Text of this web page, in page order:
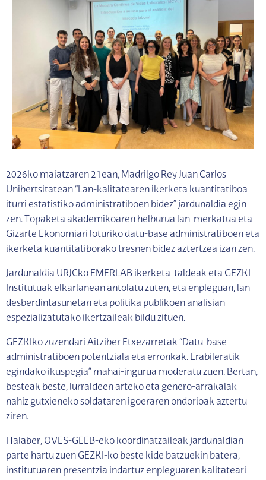
2026ko maiatzaren 21ean, Madrilgo Rey Juan Carlos
Unibertsitatean “Lan-kalitatearen ikerketa kuantitatiboa
iturri estatistiko administratiboen bidez” jardunaldia egin
zen. Topaketa akademikoaren helburua lan-merkatua eta
Gizarte Ekonomiari loturiko datu-base administratiboen eta
ikerketa kuantitatiborako tresnen bidez aztertzea izan zen.
Jardunaldia URJCko EMERLAB ikerketa-taldeak eta GEZKI
Institutuak elkarlanean antolatu zuten, eta enpleguan, lan-
desberdintasunetan eta politika publikoen analisian
espezializatutako ikertzaileak bildu zituen.
GEZKIko zuzendari Aitziber Etxezarretak “Datu-base
administratiboen potentziala eta erronkak. Erabileratik
egindako ikuspegia” mahai-ingurua moderatu zuen. Bertan,
besteak beste, lurraldeen arteko eta genero-arrakalak
nahiz gutxieneko soldataren igoeraren ondorioak aztertu
ziren.
Halaber, OVES-GEEB-eko koordinatzaileak jardunaldian
parte hartu zuen GEZKI-ko beste kide batzuekin batera,
institutuaren presentzia indartuz enpleguaren kalitateari